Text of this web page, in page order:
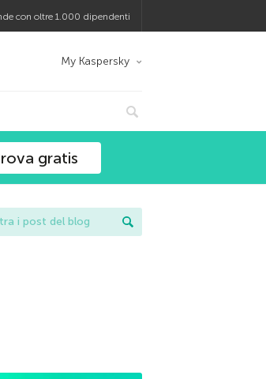
con oltre 1.000 dipendenti
My Kaspersky
gratis